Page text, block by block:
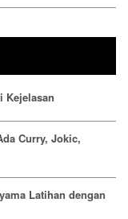
Kejelasan
Curry, Jokic,
Latihan dengan